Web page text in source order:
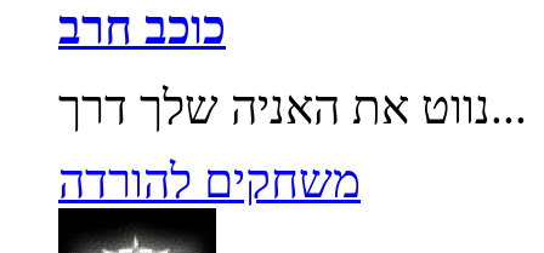
כוכב חרב
נווט את האניה שלך דרך...
משחקים להורדה